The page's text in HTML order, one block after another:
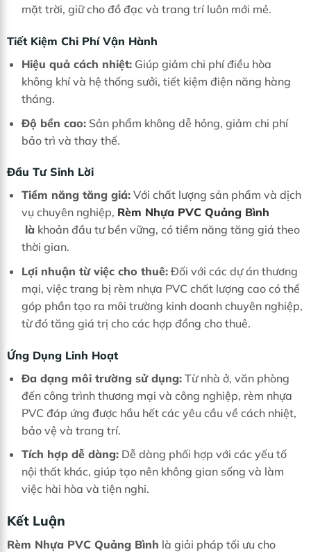
mặt trời, giữ cho đồ đạc và trang trí luôn mới mẻ.
Tiết Kiệm Chi Phí Vận Hành
Hiệu quả cách nhiệt:Giúp giảm chi phí điều hòa
không khí và hệ thống sưởi, tiết kiệm điện năng hàng
tháng.
Độ bền cao:Sản phẩm không dễ hỏng, giảm chi phí
bảo trì và thay thế.
Đầu Tư Sinh Lời
Tiềm năng tăng giá:Với chất lượng sản phẩm và dịch
vụ chuyên nghiệp, Rèm Nhựa PVC Quảng Bình
làkhoản đầu tư bền vững, có tiềm năng tăng giá theo
thời gian.
Lợi nhuận từ việc cho thuê:Đối với các dự án thương
mại, việc trang bị rèm nhựa PVC chất lượng cao có thể
góp phần tạo ra môi trường kinh doanh chuyên nghiệp,
từ đó tăng giá trị cho các hợp đồng cho thuê.
Ứng Dụng Linh Hoạt
Đa dạng môi trường sử dụng:Từ nhà ở, văn phòng
đến công trình thương mại và công nghiệp, rèm nhựa
PVC đáp ứng được hầu hết các yêu cầu về cách nhiệt,
bảo vệ và trang trí.
Tích hợp dễ dàng:Dễ dàng phối hợp với các yếu tố
nội thất khác, giúp tạo nên không gian sống và làm
việc hài hòa và tiện nghi.
Kết Luận
Rèm Nhựa PVC Quảng Bình là giải pháp tối ưu cho